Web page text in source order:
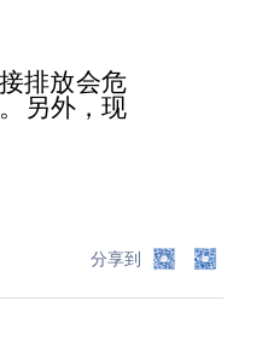
排放会危
另外，现
分享到